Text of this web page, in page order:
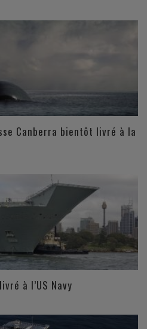
Canberra bientôt livré à la
à l’US Navy